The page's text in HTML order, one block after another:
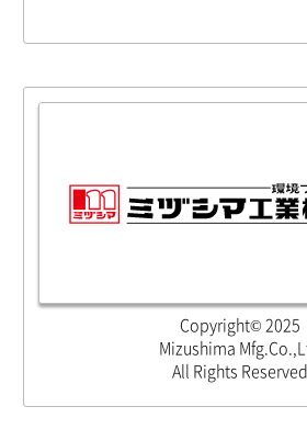
Copyright© 2025
Mizushima
All Rights Reserved